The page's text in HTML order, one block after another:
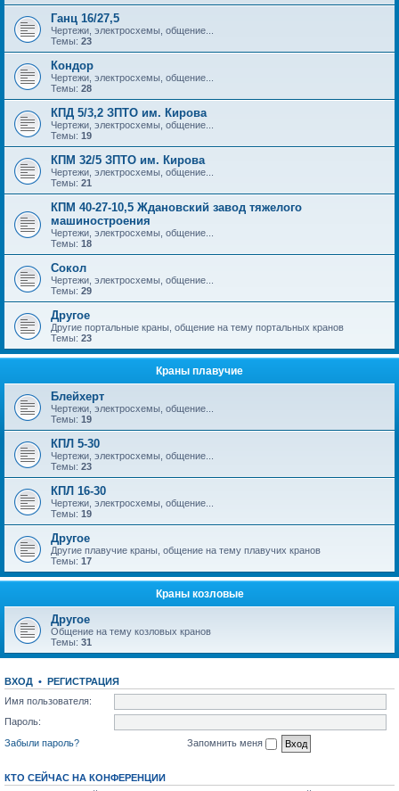
Ганц 16/27,5
Чертежи, электросхемы, общение...
Темы: 23
Кондор
Чертежи, электросхемы, общение...
Темы: 28
КПД 5/3,2 ЗПТО им. Кирова
Чертежи, электросхемы, общение...
Темы: 19
КПМ 32/5 ЗПТО им. Кирова
Чертежи, электросхемы, общение...
Темы: 21
КПМ 40-27-10,5 Ждановский завод тяжелого
машиностроения
Чертежи, электросхемы, общение...
Темы: 18
Сокол
Чертежи, электросхемы, общение...
Темы: 29
Другое
Другие портальные краны, общение на тему портальных кранов
Темы: 23
Краны плавучие
Блейхерт
Чертежи, электросхемы, общение...
Темы: 19
КПЛ 5-30
Чертежи, электросхемы, общение...
Темы: 23
КПЛ 16-30
Чертежи, электросхемы, общение...
Темы: 19
Другое
Другие плавучие краны, общение на тему плавучих кранов
Темы: 17
Краны козловые
Другое
Общение на тему козловых кранов
Темы: 31
ВХОД • РЕГИСТРАЦИЯ
Имя пользователя:
Пароль:
Забыли пароль?
Запомнить меня
КТО СЕЙЧАС НА КОНФЕРЕНЦИИ